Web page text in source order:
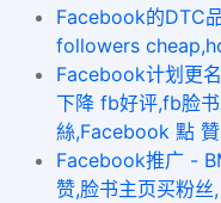
Facebook的DTC
followers
​Facebook计划更
下降 fb好评,fb脸
絲,Facebook 點 贊
Facebook推广 -
赞,脸书主页买粉